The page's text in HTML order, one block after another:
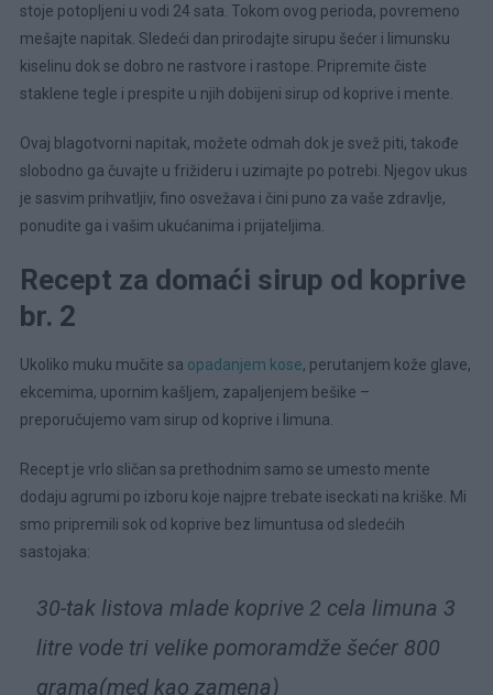
stoje potopljeni u vodi 24 sata. Tokom ovog perioda, povremeno
mešajte napitak. Sledeći dan prirodajte sirupu šećer i limunsku
kiselinu dok se dobro ne rastvore i rastope. Pripremite čiste
staklene tegle i prespite u njih dobijeni sirup od koprive i mente.
Ovaj blagotvorni napitak, možete odmah dok je svež piti, takođe
slobodno ga čuvajte u frižideru i uzimajte po potrebi. Njegov ukus
je sasvim prihvatljiv, fino osvežava i čini puno za vaše zdravlje,
ponudite ga i vašim ukućanima i prijateljima.
Recept za domaći sirup od koprive
br. 2
Ukoliko muku mučite sa opadanjem kose, perutanjem kože glave,
ekcemima, upornim kašljem, zapaljenjem bešike –
preporučujemo vam sirup od koprive i limuna.
Recept je vrlo sličan sa prethodnim samo se umesto mente
dodaju agrumi po izboru koje najpre trebate iseckati na kriške. Mi
smo pripremili sok od koprive bez limuntusa od sledećih
sastojaka:
30-tak listova mlade koprive 2 cela limuna 3
litre vode tri velike pomoramdže šećer 800
grama(med kao zamena)